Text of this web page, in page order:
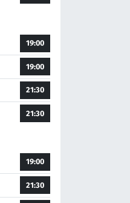
19:00
19:00
21:30
21:30
19:00
21:30